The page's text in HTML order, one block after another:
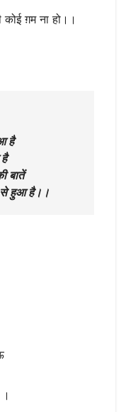
ग़म ना हो।।
है
बातें
से हुआ है।।